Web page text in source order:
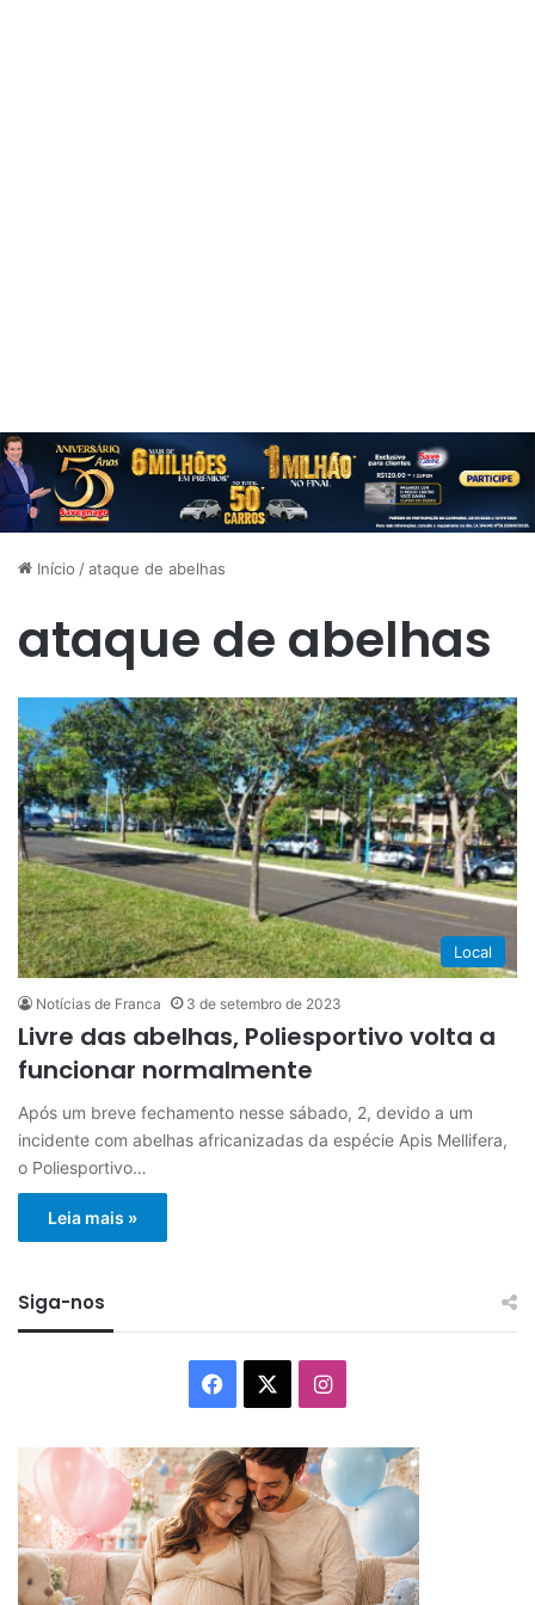
Início /ataque de abelhas
ataque de abelhas
Local
Notícias de Franca 3 de setembro de 2023
Livre das abelhas, Poliesportivo volta a
funcionar normalmente
Após um breve fechamento nesse sábado, 2, devido a um
incidente com abelhas africanizadas da espécie Apis Mellifera,
o Poliesportivo…
Leia mais »
Siga-nos
Facebook Instagram